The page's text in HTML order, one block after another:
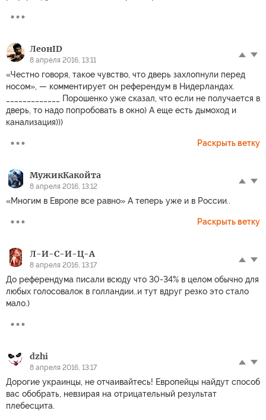
ЛеонID
8 апреля 2016, 13:11
«Честно говоря, такое чувство, что дверь захлопнули перед
носом», — комментирует он референдум в Нидерландах.
_____________ Порошенко уже сказал, что если не получается в
дверь, то надо попробовать в окно) А еще есть дымоход и
канализация)))
Раскрыть ветку
МужикКакойта
8 апреля 2016, 13:12
«Многим в Европе все равно» А теперь уже и в России..
Раскрыть ветку
Л-И-С-И-Ц-А
8 апреля 2016, 13:17
До референдума писали всюду что 30-34% в целом обычно для
любых голосовалок в голландии..и тут вдруг резко это стало
мало.)
dzhi
8 апреля 2016, 13:17
Дорогие украинцы, не отчаивайтесь! Европейцы найдут способ
вас обобрать, невзирая на отрицательный результат
плебесцита.